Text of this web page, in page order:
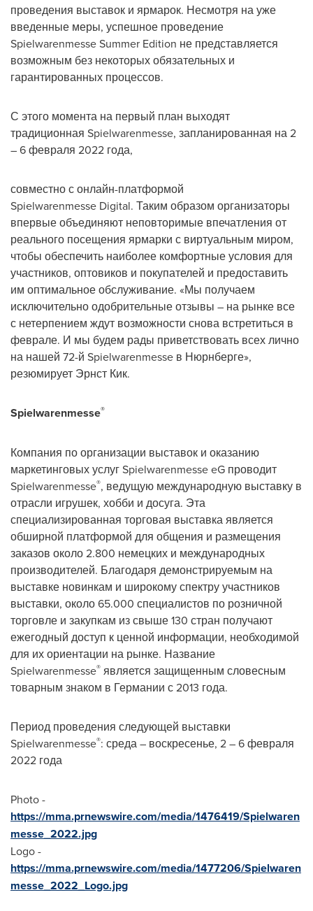
проведения выставок и ярмарок. Несмотря на уже
введенные меры, успешное проведение
Spielwarenmesse Summer Edition не представляется
возможным без некоторых обязательных и
гарантированных процессов.
С этого момента на первый план выходят
традиционная Spielwarenmesse, запланированная на 2
– 6 февраля 2022 года,
совместно с онлайн-платформой
Spielwarenmesse Digital. Таким образом организаторы
впервые объединяют неповторимые впечатления от
реального посещения ярмарки с виртуальным миром,
чтобы обеспечить наиболее комфортные условия для
участников, оптовиков и покупателей и предоставить
им оптимальное обслуживание. «Мы получаем
исключительно одобрительные отзывы – на рынке все
с нетерпением ждут возможности снова встретиться в
феврале. И мы будем рады приветствовать всех лично
на нашей 72-й Spielwarenmesse в Нюрнберге»,
резюмирует Эрнст Кик.
Spielwarenmesse®
Компания по организации выставок и оказанию
маркетинговых услуг Spielwarenmesse eG проводит
Spielwarenmesse®, ведущую международную выставку в
отрасли игрушек, хобби и досуга. Эта
специализированная торговая выставка является
обширной платформой для общения и размещения
заказов около 2.800 немецких и международных
производителей. Благодаря демонстрируемым на
выставке новинкам и широкому спектру участников
выставки, около 65.000 специалистов по розничной
торговле и закупкам из свыше 130 стран получают
ежегодный доступ к ценной информации, необходимой
для их ориентации на рынке. Название
Spielwarenmesse® является защищенным словесным
товарным знаком в Германии с 2013 года.
Период проведения следующей выставки
Spielwarenmesse®: среда – воскресенье, 2 – 6 февраля
2022 года
Photo -
https://mma.prnewswire.com/media/1476419/Spielwaren
messe_2022.jpg
Logo -
https://mma.prnewswire.com/media/1477206/Spielwaren
messe_2022_Logo.jpg